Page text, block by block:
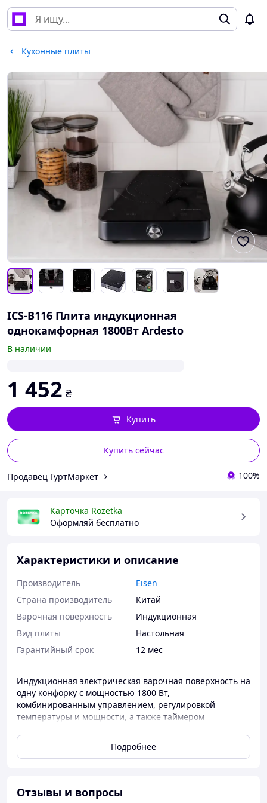
Кухонные плиты
ICS-B116 Плита индукционная
однокамфорная 1800Вт Ardesto
В наличии
1 452 ₴
Купить сейчас
Купить
Продавец ГуртМаркет 100%
Карточка Rozetka
Оформляй бесплатно
Характеристики и описание
Производитель
Eisen
Страна производитель
Китай
Варочная поверхность
Индукционная
Вид плиты
Настольная
Гарантийный срок
12 мес
Индукционная электрическая варочная поверхность на
одну конфорку с мощностью 1800 Вт,
комбинированным управлением, регулировкой
температуры и мощности, а также таймером
напряжения.
Технические характеристики
настольная плита
Подробнее
Отзывы и вопросы